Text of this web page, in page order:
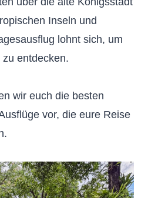
Inseln und
lohnt sich, um
entdecken.
wir euch die besten
vor, die eure Reise